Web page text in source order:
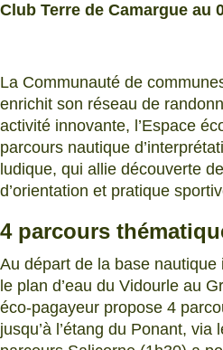
Club Terre de Camargue au
La Communauté de
enrichit son réseau de
activité innovante, l’Espace
parcours nautique
ludique, qui allie découverte
d’orientation et pratique
4 parcours
Au départ de la base
le plan d’eau du Vidourle au
éco-pagayeur propose 4
jusqu’à l’étang du Ponant,